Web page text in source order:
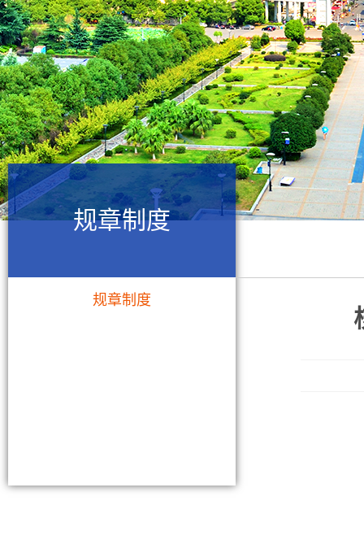
规章制度
规章制度